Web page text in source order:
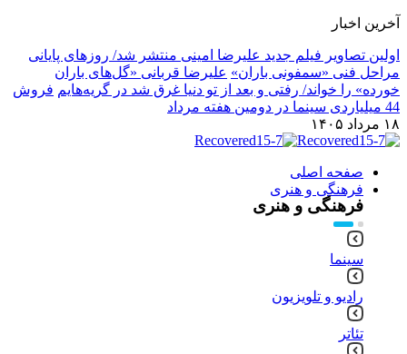
آخرین اخبار
اولین تصاویر فیلم جدید علیرضا امینی منتشر شد/ روزهای پایانی
مراحل فنی «سمفونی باران» علیرضا قربانی «گل‌های باران
خورده» را خواند/ رفتی و بعد از تو دنیا غرق شد در گریه‌هایم فروش
44 میلیاردی سینما در دومین هفته مرداد
۱۸ مرداد ۱۴۰۵
صفحه اصلی
فرهنگی و هنری
فرهنگی و هنری
سینما
رادیو و تلویزیون
تئاتر